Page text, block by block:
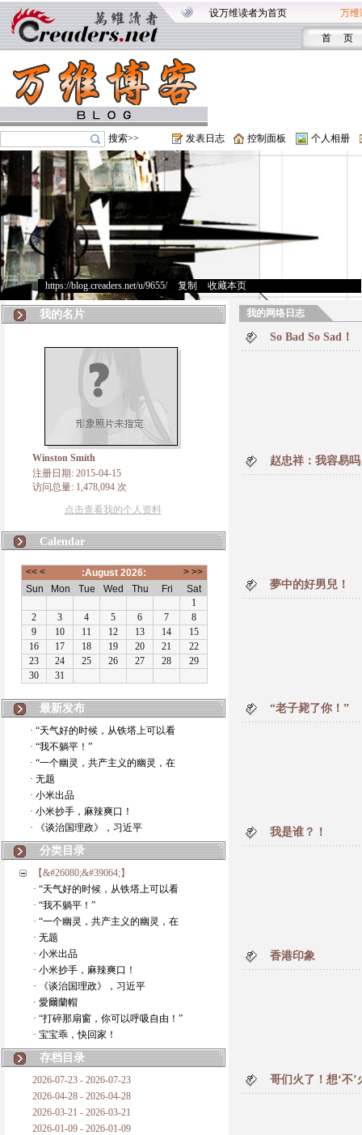
设万维读者为首页 万维
首 页
搜索>> 发表日志 控制面板 个人相册
https://blog.creaders.net/u/9655/> 复制 收藏本页
我的名片
Winston Smith
注册日期: 2015-04-15
访问总量: 1,478,094 次
点击查看我的个人资料
Calendar
最新发布
· “天气好的时候，从铁塔上可以看
· “我不躺平！”
· “一个幽灵，共产主义的幽灵，在
· 无题
· 小米出品
· 小米抄手，麻辣爽口！
· 《谈治国理政》，习近平
分类目录
【&#26080;&#39064;】
· “天气好的时候，从铁塔上可以看
· “我不躺平！”
· “一个幽灵，共产主义的幽灵，在
· 无题
· 小米出品
· 小米抄手，麻辣爽口！
· 《谈治国理政》，习近平
· 愛爾蘭帽
· “打碎那扇窗，你可以呼吸自由！”
· 宝宝乖，快回家！
存档目录
2026-07-23 - 2026-07-23
2026-04-28 - 2026-04-28
2026-03-21 - 2026-03-21
2026-01-09 - 2026-01-09
我的网络日志
So Bad So Sad！
赵忠祥：我容易
夢中的好男兒！
“老子毙了你！”
我是谁？！
香港印象
哥们火了！想‘不’